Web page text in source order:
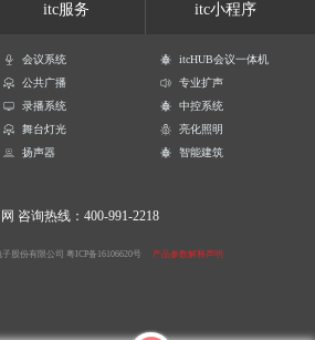
itc服务 itc小程序
会议系统
itcHUB会议一体机
公共广播
专业扩声
录播系统
中控系统
舞台灯光
亮化照明
扬声器
智能建筑
咨询热线：400-991-2218
股份有限公司 粤ICP备16106620号 产品参数解释声明